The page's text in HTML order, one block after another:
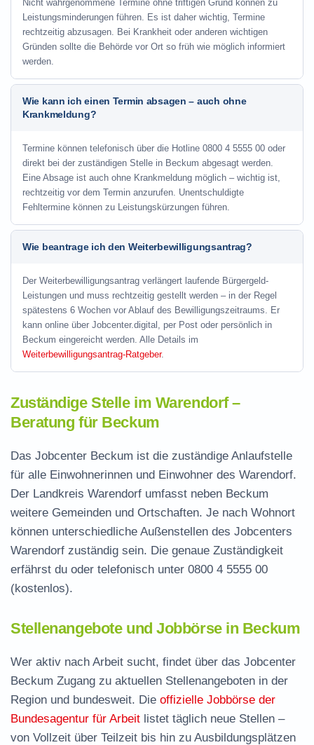
Nicht wahrgenommene Termine ohne triftigen Grund können zu
Leistungsminderungen führen. Es ist daher wichtig, Termine
rechtzeitig abzusagen. Bei Krankheit oder anderen wichtigen
Gründen sollte die Behörde vor Ort so früh wie möglich informiert
werden.
Wie kann ich einen Termin absagen – auch ohne
Krankmeldung?
Termine können telefonisch über die Hotline 0800 4 5555 00 oder
direkt bei der zuständigen Stelle in Beckum abgesagt werden.
Eine Absage ist auch ohne Krankmeldung möglich – wichtig ist,
rechtzeitig vor dem Termin anzurufen. Unentschuldigte
Fehltermine können zu Leistungskürzungen führen.
Wie beantrage ich den Weiterbewilligungsantrag?
Der Weiterbewilligungsantrag verlängert laufende Bürgergeld-
Leistungen und muss rechtzeitig gestellt werden – in der Regel
spätestens 6 Wochen vor Ablauf des Bewilligungszeitraums. Er
kann online über Jobcenter.digital, per Post oder persönlich in
Beckum eingereicht werden. Alle Details im
Weiterbewilligungsantrag-Ratgeber.
Zuständige Stelle im Warendorf –
Beratung für Beckum
Das Jobcenter Beckum ist die zuständige Anlaufstelle
für alle Einwohnerinnen und Einwohner des Warendorf.
Der Landkreis Warendorf umfasst neben Beckum
weitere Gemeinden und Ortschaften. Je nach Wohnort
können unterschiedliche Außenstellen des Jobcenters
Warendorf zuständig sein. Die genaue Zuständigkeit
erfährst du oder telefonisch unter 0800 4 5555 00
(kostenlos).
Stellenangebote und Jobbörse in Beckum
Wer aktiv nach Arbeit sucht, findet über das Jobcenter
Beckum Zugang zu aktuellen Stellenangeboten in der
Region und bundesweit. Die offizielle Jobbörse der
Bundesagentur für Arbeit listet täglich neue Stellen –
von Vollzeit über Teilzeit bis hin zu Ausbildungsplätzen